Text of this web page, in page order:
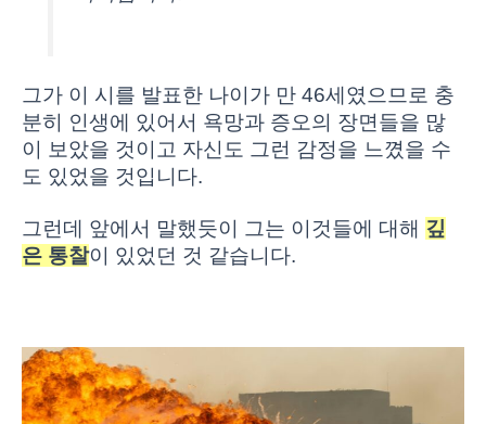
그가 이 시를 발표한 나이가 만 46세였으므로 충
분히 인생에 있어서 욕망과 증오의 장면들을 많
이 보았을 것이고 자신도 그런 감정을 느꼈을 수
도 있었을 것입니다.
그런데 앞에서 말했듯이 그는 이것들에 대해 깊
은 통찰이 있었던 것 같습니다.